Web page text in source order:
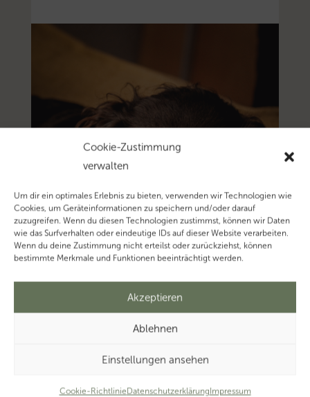
Cookie-Zustimmung
verwalten
Um dir ein optimales Erlebnis zu bieten, verwenden wir Technologien wie
Cookies, um Geräteinformationen zu speichern und/oder darauf
zuzugreifen. Wenn du diesen Technologien zustimmst, können wir Daten
wie das Surfverhalten oder eindeutige IDs auf dieser Website verarbeiten.
Wenn du deine Zustimmung nicht erteilst oder zurückziehst, können
bestimmte Merkmale und Funktionen beeinträchtigt werden.
Akzeptieren
Ablehnen
Einstellungen ansehen
Cookie-RichtlinieDatenschutzerklärungImpressum